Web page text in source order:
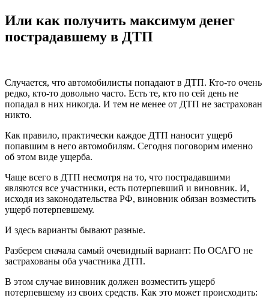
Или как получить максимум денег
пострадавшему в ДТП
Случается, что автомобилисты попадают в ДТП. Кто-то очень
редко, кто-то довольно часто. Есть те, кто по сей день не
попадал в них никогда. И тем не менее от ДТП не застрахован
никто.
Как правило, практически каждое ДТП наносит ущерб
попавшим в него автомобилям. Сегодня поговорим именно
об этом виде ущерба.
Чаще всего в ДТП несмотря на то, что пострадавшими
являются все участники, есть потерпевший и виновник. И,
исходя из законодательства РФ, виновник обязан возместить
ущерб потерпевшему.
И здесь варианты бывают разные.
Разберем сначала самый очевидный вариант: По ОСАГО не
застрахованы оба участника ДТП.
В этом случае виновник должен возместить ущерб
потерпевшему из своих средств. Как это может происходить: